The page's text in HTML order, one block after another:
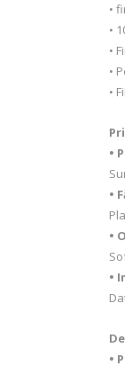
•
•
•
•
•
•
•
•
•
•